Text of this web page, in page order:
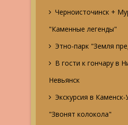
Черноисточинск +
"Каменные легенды"
Этно-парк "Земля
В гости к гончару в
Невьянск
Экскурсия в Каменск-
"Звонят колокола"